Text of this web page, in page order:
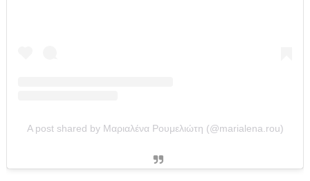
A post shared by Μαριαλένα Ρουμελιώτη (@marialena.rou)